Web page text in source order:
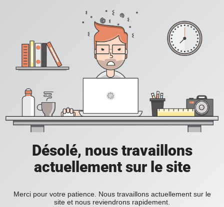
Désolé, nous travaillons
actuellement sur le site
Merci pour votre patience. Nous travaillons actuellement sur le
site et nous reviendrons rapidement.